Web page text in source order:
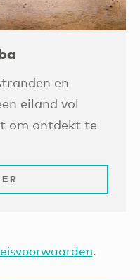
en
eiland vol
om ontdekt te
.